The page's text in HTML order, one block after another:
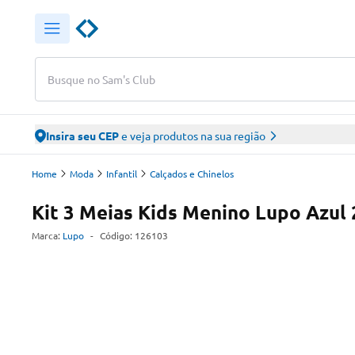
Busque no Sam's Club
Insira seu CEPe veja produtos na sua região
Home Moda Infantil Calçados e Chinelos
Kit 3 Meias Kids Menino Lupo Azul
Marca: Lupo - Código: 126103